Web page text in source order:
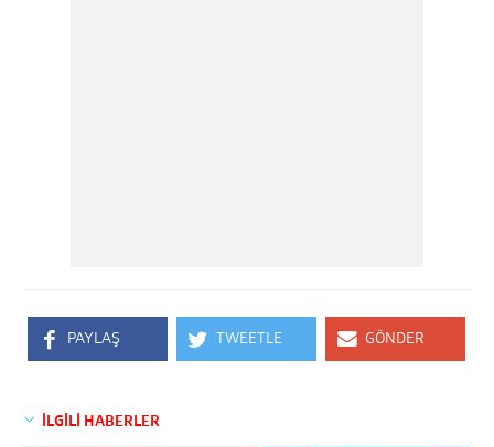
PAYLAŞ TWEETLE GÖNDER
İLGİLİ HABERLER